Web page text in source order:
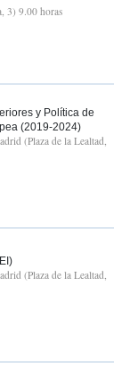
3) 9.00 horas
y Política de
(2019-2024)
(Plaza de la Lealtad,
(Plaza de la Lealtad,